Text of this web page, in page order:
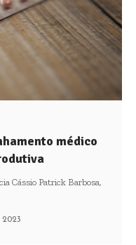
médico
Cássio Patrick Barbosa,